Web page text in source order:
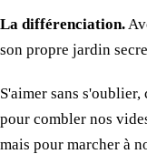
La différenciation.
son propre jardin
S'aimer sans
pour combler nos
mais pour marcher à